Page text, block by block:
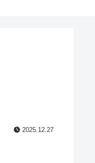
2025.12.27